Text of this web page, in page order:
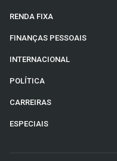
RENDA FIXA
FINANÇAS PESSOAIS
INTERNACIONAL
POLÍTICA
CARREIRAS
ESPECIAIS